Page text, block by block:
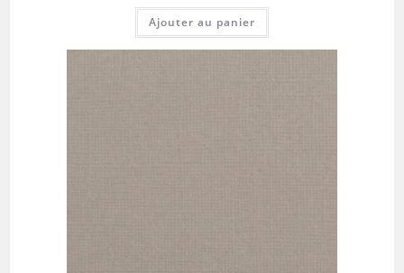
Ajouter au panier